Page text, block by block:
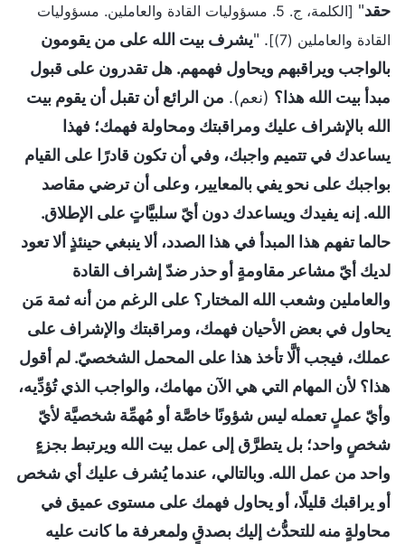
حقد"
[الكلمة، ج. 5. مسؤوليات القادة والعاملين. مسؤوليات
القادة والعاملين (7)]
. "يشرف بيت الله على من يقومون
بالواجب ويراقبهم ويحاول فهمهم. هل تقدرون على قبول
مبدأ بيت الله هذا؟ (نعم). من الرائع أن تقبل أن يقوم بيت
الله بالإشراف عليك ومراقبتك ومحاولة فهمك؛ فهذا
يساعدك في تتميم واجبك، وفي أن تكون قادرًا على القيام
بواجبك على نحو يفي بالمعايير، وعلى أن ترضي مقاصد
الله. إنه يفيدك ويساعدك دون أيّ سلبيَّاتٍ على الإطلاق.
حالما تفهم هذا المبدأ في هذا الصدد، ألا ينبغي حينئذٍ ألا تعود
لديك أيّ مشاعر مقاومةٍ أو حذر ضدّ إشراف القادة
والعاملين وشعب الله المختار؟ على الرغم من أنه ثمة مَن
يحاول في بعض الأحيان فهمك، ومراقبتك والإشراف على
عملك، فيجب ألَّا تأخذ هذا على المحمل الشخصيّ. لم أقول
هذا؟ لأن المهام التي هي الآن مهامك، والواجب الذي تُؤدِّيه،
وأيّ عملٍ تعمله ليس شؤونًا خاصَّة أو مُهمِّة شخصيَّة لأيّ
شخصٍ واحد؛ بل يتطرَّق إلى عمل بيت الله ويرتبط بجزءٍ
واحد من عمل الله. وبالتالي، عندما يُشرف عليك أي شخص
أو يراقبك قليلًا، أو يحاول فهمك على مستوى عميق في
محاولةٍ منه للتحدُّث إليك بصدقٍ ولمعرفة ما كانت عليه